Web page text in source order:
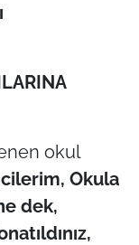
okul
Okula
dek,